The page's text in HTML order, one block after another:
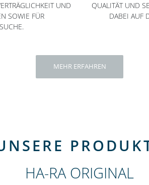
UND
SOWIE FÜR K
QUALITÄT UND
DABEI AUF
MEHR ERFAHREN
HA-RA ORIGINAL